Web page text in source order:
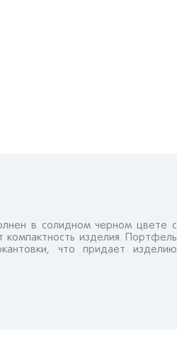
в солидном черном цвете с
компактность изделия. Портфель
что придает изделию